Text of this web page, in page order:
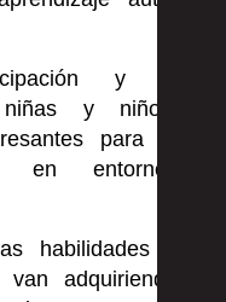
y el
y niños,
para el
entornos
habilidades o
adquiriendo